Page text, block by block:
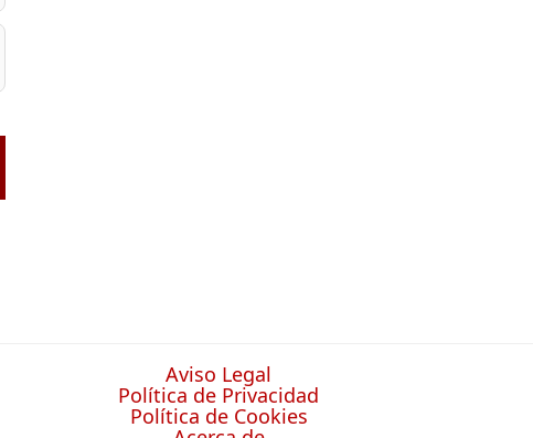
Aviso Legal
Política de Privacidad
Política de Cookies